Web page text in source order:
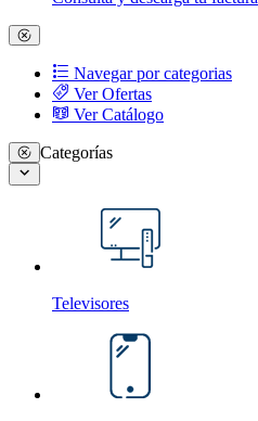
Navegar por categorias
Ver Ofertas
Ver Catálogo
Categorías
Televisores